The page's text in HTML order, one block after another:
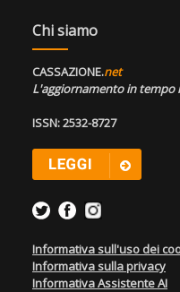
Chi siamo
CASSAZIONE.net
L'aggiornamento in tempo
ISSN: 2532-8727
Informativa sull'uso dei
Informativa sulla privacy
Informativa Assistente AI